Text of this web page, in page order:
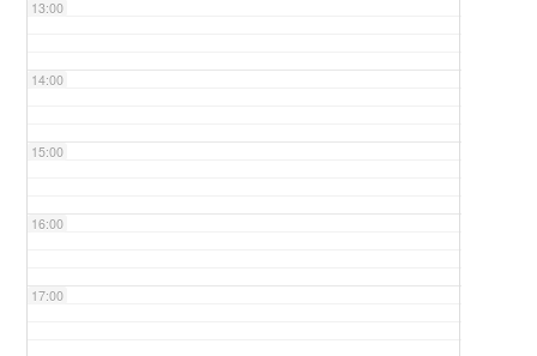
13:00
14:00
15:00
16:00
17:00